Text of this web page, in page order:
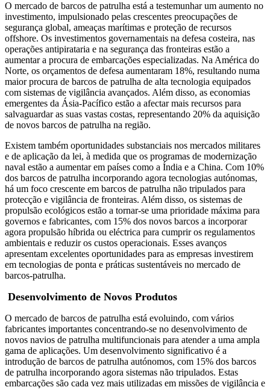
O mercado de barcos de patrulha está a testemunhar um aumento no
investimento, impulsionado pelas crescentes preocupações de
segurança global, ameaças marítimas e proteção de recursos
offshore. Os investimentos governamentais na defesa costeira, nas
operações antipirataria e na segurança das fronteiras estão a
aumentar a procura de embarcações especializadas. Na América do
Norte, os orçamentos de defesa aumentaram 18%, resultando numa
maior procura de barcos de patrulha de alta tecnologia equipados
com sistemas de vigilância avançados. Além disso, as economias
emergentes da Ásia-Pacífico estão a afectar mais recursos para
salvaguardar as suas vastas costas, representando 20% da aquisição
de novos barcos de patrulha na região.
Existem também oportunidades substanciais nos mercados militares
e de aplicação da lei, à medida que os programas de modernização
naval estão a aumentar em países como a Índia e a China. Com 10%
dos barcos de patrulha incorporando agora tecnologias autónomas,
há um foco crescente em barcos de patrulha não tripulados para
protecção e vigilância de fronteiras. Além disso, os sistemas de
propulsão ecológicos estão a tornar-se uma prioridade máxima para
governos e fabricantes, com 15% dos novos barcos a incorporar
agora propulsão híbrida ou eléctrica para cumprir os regulamentos
ambientais e reduzir os custos operacionais. Esses avanços
apresentam excelentes oportunidades para as empresas investirem
em tecnologias de ponta e práticas sustentáveis ​​no mercado de
barcos-patrulha.
Desenvolvimento de Novos Produtos
O mercado de barcos de patrulha está evoluindo, com vários
fabricantes importantes concentrando-se no desenvolvimento de
novos navios de patrulha multifuncionais para atender a uma ampla
gama de aplicações. Um desenvolvimento significativo é a
introdução de barcos de patrulha autónomos, com 15% dos barcos
de patrulha incorporando agora sistemas não tripulados. Estas
embarcações são cada vez mais utilizadas em missões de vigilância e